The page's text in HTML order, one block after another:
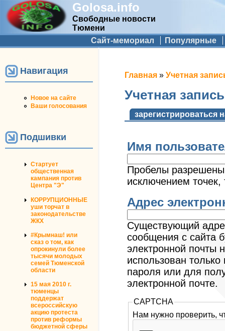
Golosa.info
Свободные новости
Тюмени
Дополнительное меню
Сайт-мемориал Популярные
Навигация
Новое на сайте
Ваши голосования
Подшивки
Стартует
общественная
кампания против
Центра "Э"
КОРРУПЦИОННЫЕ
уши торчат в
законодательстве
ЖКХ
#Крымнаш! или
сказ о том, как
опрокинули более
тысячи молодых
семей Тюменской
области
15 мая 2010 г.
тюменцы
поддержат
всероссийскую
акцию протеста
против реформы
бюджетной сферы
Вы здесь
Главная » Учетная
Учетная
Главные
зарегистрироваться
Имя
Пробелы
исключением точек,
Адрес
Существующий
сообщения с сайта
электронной почты
использован
пароля или для
электронной почте.
CAPTCHA
Нам нужно проверить,